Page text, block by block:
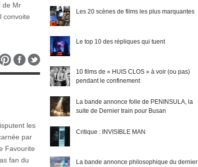
de Mr
convoite
les
par
Favourite
fan du
Les 20 scènes de films les plus marquantes
Le top 10 des répliques qui tuent
10 films de « HUIS CLOS » à voir (ou pas)
pendant le confinement
La bande annonce folle de PENINSULA, la
suite de Dernier train pour Busan
Critique : INVISIBLE MAN
La bande annonce philosophique du dernier